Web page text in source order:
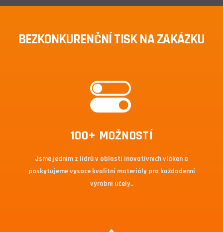
BEZKONKURENČNÍ TISK NA ZAKÁZKU
100+ MOŽNOSTÍ
Jsme jedním z lídrů v oblasti inovativních vláken a
poskytujeme vysoce kvalitní materiály pro každodenní
výrobní účely..